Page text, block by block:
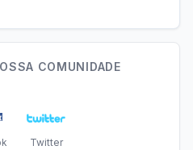
COMUNIDADE
Twitter